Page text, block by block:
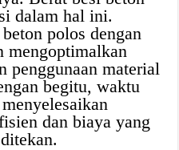
dalam hal ini.
polos dengan
mengoptimalkan
penggunaan material
begitu, waktu
dan biaya yang